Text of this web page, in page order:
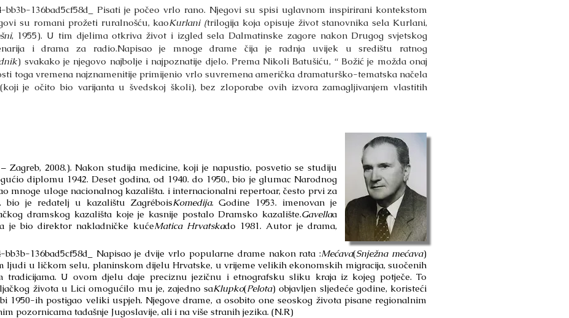
136bad5cf58d_ Pisati je počeo vrlo rano. Njegovi su spisi uglavnom inspirirani kontekstom
su romani prožeti ruralnošću, kaoKurlani (trilogija koja opisuje život stanovnika sela Kurlani,
, 1955). U tim djelima otkriva život i izgled sela Dalmatinske zagore nakon Drugog svjetskog
i drama za radio.Napisao je mnoge drame čija je radnja uvijek u središtu ratnog
) svakako je njegovo najbolje i najpoznatije djelo. Prema Nikoli Batušiću, “ Božić je možda onaj
toga vremena najznamenitije primijenio vrlo suvremena američka dramaturško-tematska načela
je očito bio varijanta u švedskoj školi), bez zloporabe ovih izvora zamagljivanjem vlastitih
– Zagreb, 2008.). Nakon studija medicine, koji je napustio, posvetio se studiju
diplomu 1942. Deset godina, od 1940. do 1950., bio je glumac Narodnog
mnoge uloge nacionalnog kazališta. i internacionalni repertoar, često prvi za
bio je redatelj u kazalištu ZagréboisKomedija. Godine 1953. imenovan je
dramskog kazališta koje je kasnije postalo Dramsko kazalište.Gavellaa
je bio direktor nakladničke kućeMatica Hrvatskado 1981. Autor je drama,
136bad5cf58d_ Napisao je dvije vrlo popularne drame nakon rata :Mećava(Snježna mećava)
ljudi u ličkom selu, planinskom dijelu Hrvatske, u vrijeme velikih ekonomskih migracija, suočenih
tradicijama. U ovom djelu daje preciznu jezičnu i etnografsku sliku kraja iz kojeg potječe. To
života u Lici omogućilo mu je, zajedno saKlupko(Pelota) objavljen sljedeće godine, koristeći
1950-ih postigao veliki uspjeh. Njegove drame, a osobito one seoskog života pisane regionalnim
pozornicama tadašnje Jugoslavije, ali i na više stranih jezika. (N.R)